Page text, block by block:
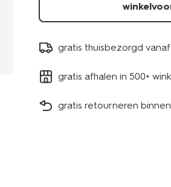
gratis thuisbezorgd vanaf
gratis afhalen in 500+
gratis retourneren